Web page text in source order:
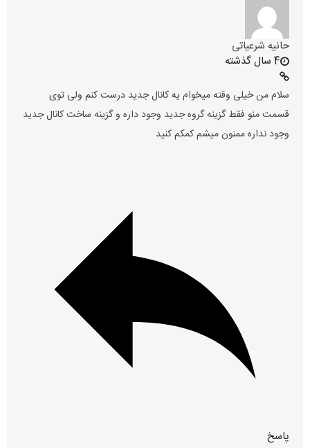
حانیه شرعیاتی
4 سال گذشته
سلام من خیلی وقته میخوام یه کانال جدید درست کنم ولی توی
قسمت منو فقط گزینه گروه جدید وجود داره و گزینه ساخت کانال جدید
وجود نداره ممنون میشم کمکم کنید
پاسخ